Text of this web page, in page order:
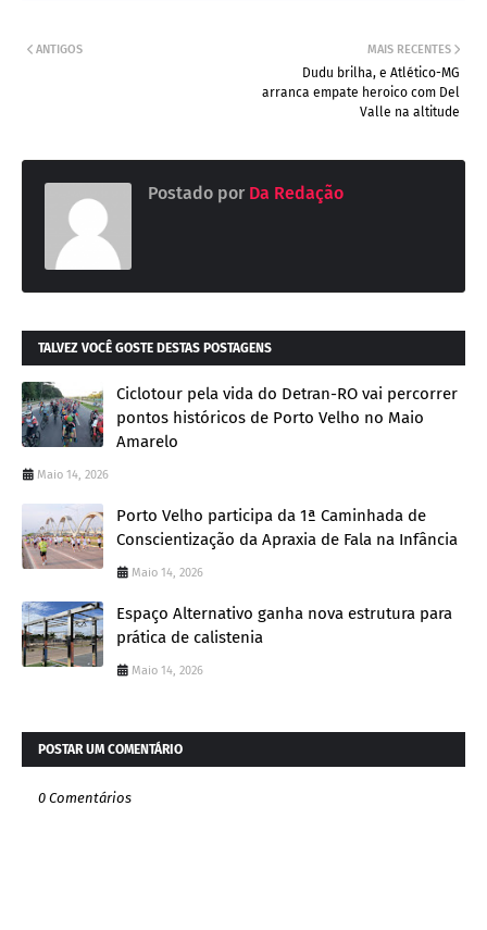
MAIS RECENTES
Dudu brilha, e Atlético-MG
arranca empate heroico com Del
Valle na altitude
ANTIGOS
Postado por Da Redação
TALVEZ VOCÊ GOSTE DESTAS POSTAGENS
Ciclotour pela vida do Detran-RO vai percorrer
pontos históricos de Porto Velho no Maio
Amarelo
Maio 14, 2026
Porto Velho participa da 1ª Caminhada de
Conscientização da Apraxia de Fala na Infância
Maio 14, 2026
Espaço Alternativo ganha nova estrutura para
prática de calistenia
Maio 14, 2026
POSTAR UM COMENTÁRIO
0 Comentários